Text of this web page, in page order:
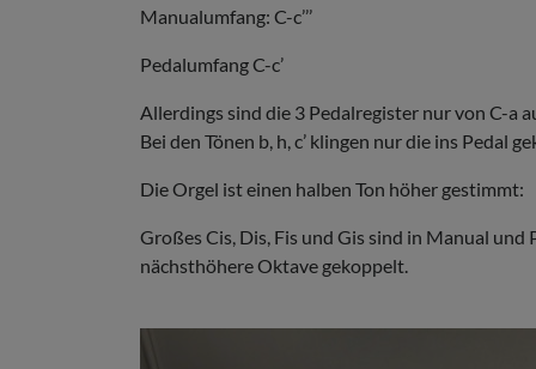
Manualumfang: C-c’’’
Pedalumfang C-c’
Allerdings sind die 3 Pedalregister nur von C-a
Bei den Tönen b, h, c’ klingen nur die ins Pedal
Die Orgel ist einen halben Ton höher gestimmt:
Großes Cis, Dis, Fis und Gis sind in Manual und
nächsthöhere Oktave gekoppelt.